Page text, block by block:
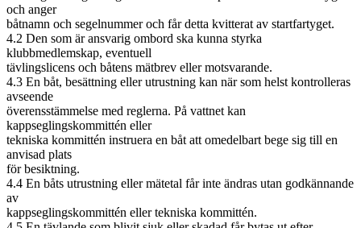
och anger
båtnamn och segelnummer och får detta kvitterat av startfartyget.
4.2 Den som är ansvarig ombord ska kunna styrka
klubbmedlemskap, eventuell
tävlingslicens och båtens mätbrev eller motsvarande.
4.3 En båt, besättning eller utrustning kan när som helst kontrolleras
avseende
överensstämmelse med reglerna. På vattnet kan
kappseglingskommittén eller
tekniska kommittén instruera en båt att omedelbart bege sig till en
anvisad plats
för besiktning.
4.4 En båts utrustning eller mätetal får inte ändras utan godkännande
av
kappseglingskommittén eller tekniska kommittén.